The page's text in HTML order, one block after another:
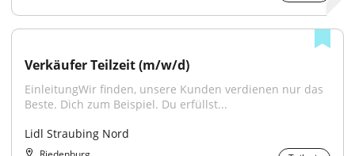
Verkäufer Teilzeit (m/w/d)
EinleitungWir finden, unsere Kunden verdienen nur das
Beste. Dich zum Beispiel. Du erfüllst...
Lidl Straubing Nord